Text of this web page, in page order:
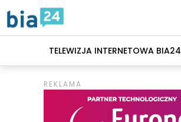
TELEWIZJA INTERNETOWA BIA24